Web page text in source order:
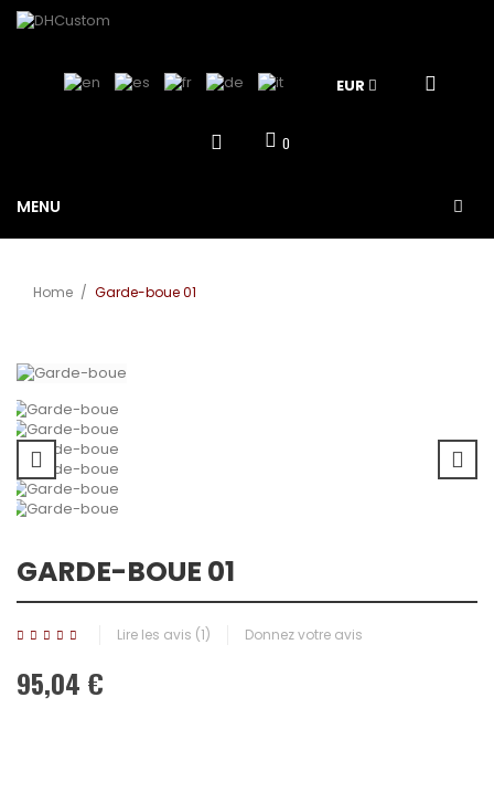
EUR
0
MENU
Home / Garde-boue 01
GARDE-BOUE 01
Lire les avis (1) Donnez votre avis
95,04 €